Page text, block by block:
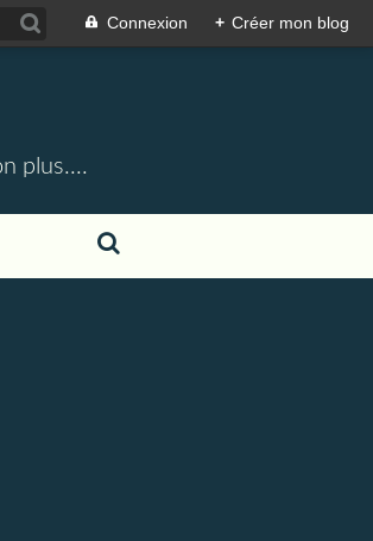
Connexion + Créer mon blog
plus....